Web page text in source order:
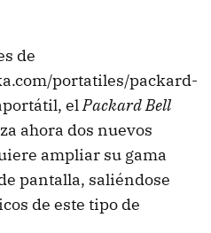
de
portatiles/packard-
el Packard Bell
ahora dos nuevos
ampliar su gama
pantalla, saliéndose
de este tipo de